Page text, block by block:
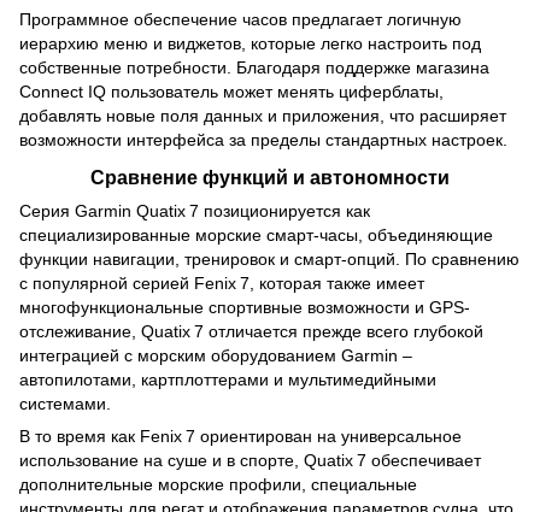
Программное обеспечение часов предлагает логичную
иерархию меню и виджетов, которые легко настроить под
собственные потребности. Благодаря поддержке магазина
Connect IQ пользователь может менять циферблаты,
добавлять новые поля данных и приложения, что расширяет
возможности интерфейса за пределы стандартных настроек.
Сравнение функций и автономности
Серия Garmin Quatix 7 позиционируется как
специализированные морские смарт-часы, объединяющие
функции навигации, тренировок и смарт-опций. По сравнению
с популярной серией Fenix 7, которая также имеет
многофункциональные спортивные возможности и GPS-
отслеживание, Quatix 7 отличается прежде всего глубокой
интеграцией с морским оборудованием Garmin –
автопилотами, картплоттерами и мультимедийными
системами.
В то время как Fenix 7 ориентирован на универсальное
использование на суше и в спорте, Quatix 7 обеспечивает
дополнительные морские профили, специальные